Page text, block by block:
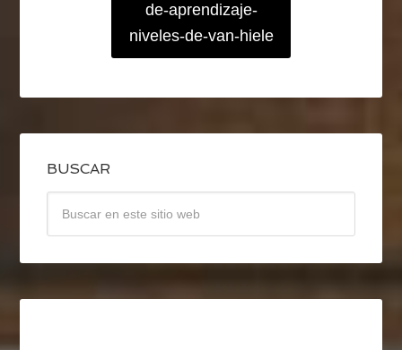
de-aprendizaje-
niveles-de-van-hiele
BUSCAR